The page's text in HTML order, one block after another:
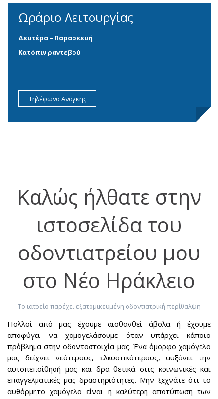
Ωράριο Λειτουργίας
Δευτέρα – Παρασκευή
Κατόπιν ραντεβού
Τηλέφωνο Ανάγκης
Καλώς ήλθατε στην
ιστοσελίδα του
οδοντιατρείου μου
στο Νέο Ηράκλειο
Το ιατρείο παρέχει εξατομικευμένη οδοντιατρική περίθαλψη
Πολλοί από μας έχουμε αισθανθεί άβολα ή έχουμε
αποφύγει να χαμογελάσουμε όταν υπάρχει κάποιο
πρόβλημα στην οδοντοστοιχία μας. Ένα όμορφο χαμόγελο
μας δείχνει νεότερους, ελκυστικότερους, αυξάνει την
αυτοπεποίθησή μας και δρα θετικά στις κοινωνικές και
επαγγελματικές μας δραστηριότητες. Μην ξεχνάτε ότι το
αυθόρμητο χαμόγελο είναι η καλύτερη αποτύπωση των